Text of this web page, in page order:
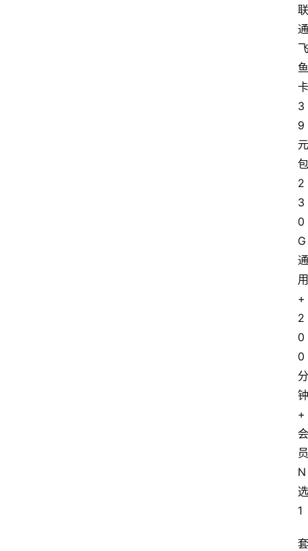
联
通
飞
鱼
卡
3
9
元
包
2
3
0
G
通
用
+
2
0
0
分
钟
+
会
员
N
选
1
套